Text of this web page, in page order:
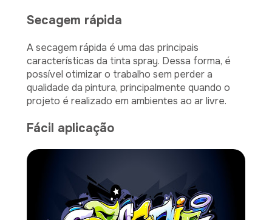
Secagem rápida
A secagem rápida é uma das principais
características da tinta spray. Dessa forma, é
possível otimizar o trabalho sem perder a
qualidade da pintura, principalmente quando o
projeto é realizado em ambientes ao ar livre.
Fácil aplicação